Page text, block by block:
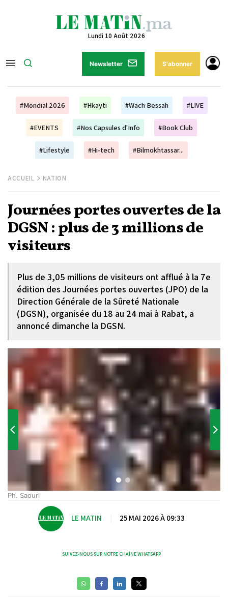
Lundi 10 Août 2026
Newsletter S'abonner
#Mondial 2026 #Hkayti #Wach Bessah #LIVE
#EVENTS #Nos Capsules d'Info #Book Club
#Lifestyle #Hi-tech #Bilmokhtassar...
ACCUEIL NATION
Journées portes ouvertes de la
DGSN : plus de 3 millions de
visiteurs
Plus de 3,05 millions de visiteurs ont afflué à la 7e
édition des Journées portes ouvertes (JPO) de la
Direction Générale de la Sûreté Nationale
(DGSN), organisée du 18 au 24 mai à Rabat, a
annoncé dimanche la DGSN.
Ph. Saouri
LE MATIN 25 MAI 2026 À 09:33
SUIVEZ-NOUS SUR NOTRE CHAÎNE WHATSAPP